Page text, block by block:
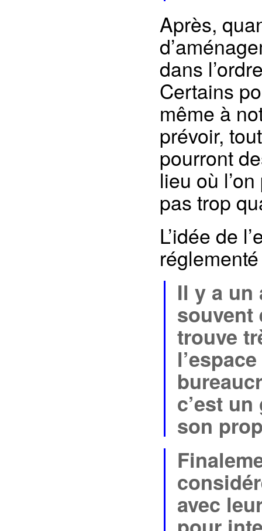
Après,
dans
Certains
même à
prévoir,
pourront
lieu où
pas trop
L’idée de
Il y a
souvent
trouve
c’est
son
avec